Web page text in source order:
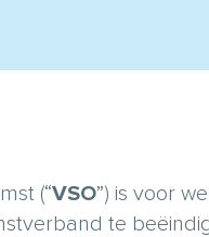
(“VSO”) is voor
te